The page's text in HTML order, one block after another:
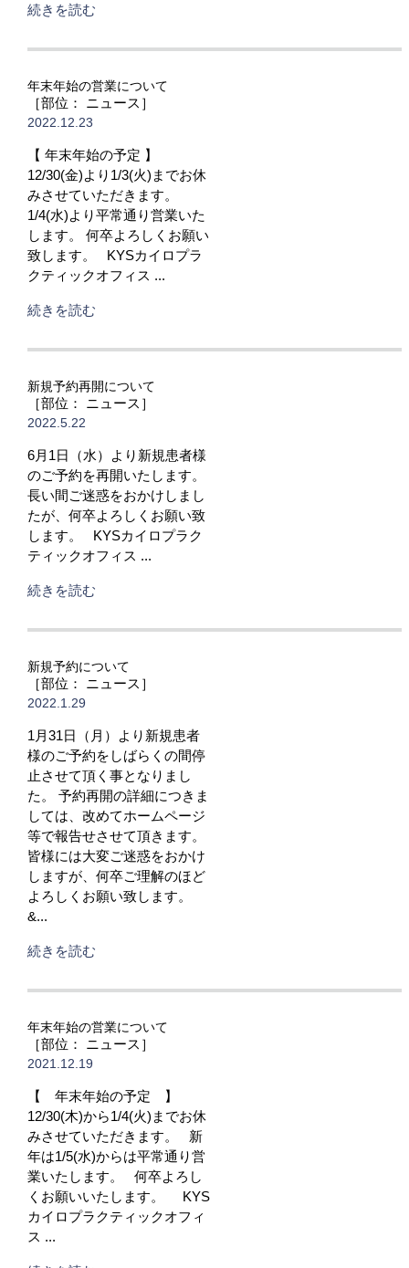
続きを読む
年末年始の営業について
［部位： ニュース］
2022.12.23
【 年末年始の予定 】
12/30(金)より1/3(火)までお休
みさせていただきます。
1/4(水)より平常通り営業いた
します。 何卒よろしくお願い
致します。 KYSカイロプラ
クティックオフィス ...
続きを読む
新規予約再開について
［部位： ニュース］
2022.5.22
6月1日（水）より新規患者様
のご予約を再開いたします。
長い間ご迷惑をおかけしまし
たが、何卒よろしくお願い致
します。 KYSカイロプラク
ティックオフィス ...
続きを読む
新規予約について
［部位： ニュース］
2022.1.29
1月31日（月）より新規患者
様のご予約をしばらくの間停
止させて頂く事となりまし
た。 予約再開の詳細につきま
しては、改めてホームページ
等で報告せさせて頂きます。
皆様には大変ご迷惑をおかけ
しますが、何卒ご理解のほど
よろしくお願い致します。
&...
続きを読む
年末年始の営業について
［部位： ニュース］
2021.12.19
【 年末年始の予定 】
12/30(木)から1/4(火)までお休
みさせていただきます。 新
年は1/5(水)からは平常通り営
業いたします。 何卒よろし
くお願いいたします。 KYS
カイロプラクティックオフィ
ス ...